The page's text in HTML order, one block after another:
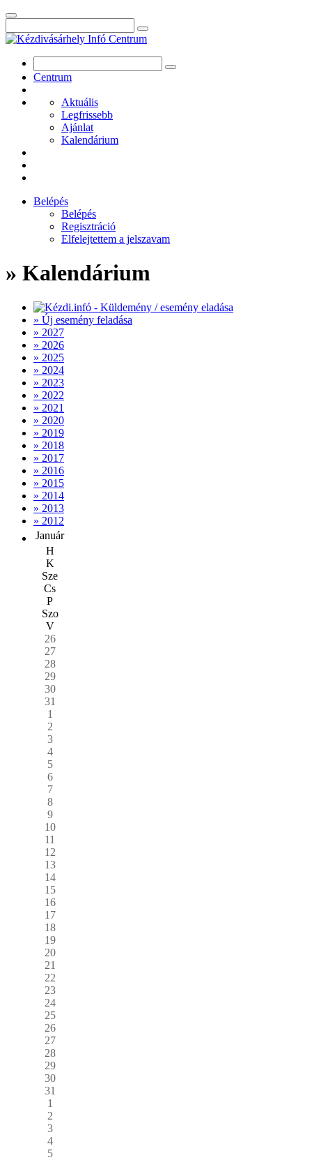
Centrum
Aktuális
Legfrissebb
Ajánlat
Kalendárium
Belépés
Belépés
Regisztráció
Elfelejtettem a jelszavam
» Kalendárium
» Új esemény feladása
» 2027
» 2026
» 2025
» 2024
» 2023
» 2022
» 2021
» 2020
» 2019
» 2018
» 2017
» 2016
» 2015
» 2014
» 2013
» 2012
Január
H
K
Sze
Cs
P
Szo
V
26
27
28
29
30
31
1
2
3
4
5
6
7
8
9
10
11
12
13
14
15
16
17
18
19
20
21
22
23
24
25
26
27
28
29
30
31
1
2
3
4
5